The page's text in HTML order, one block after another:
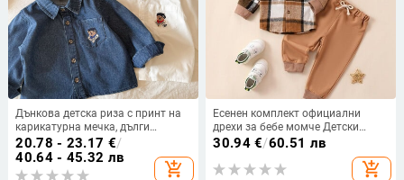
Дънкова детска риза с принт на
карикатурна мечка, дълги
ръкави, лацкан яка, 95% памук,
пролет-есен 2025
20.78 - 23.17 €/
40.64 - 45.32 лв
add_shopping_cart
Есенен комплект официални
дрехи за бебе момче Детски
момичета Карирани качулки Яке
Палто и панталон 2 бр. Костюм
Детски дълги ризи Облекла за
30.94€/60.51 лв
add_shopping_cart